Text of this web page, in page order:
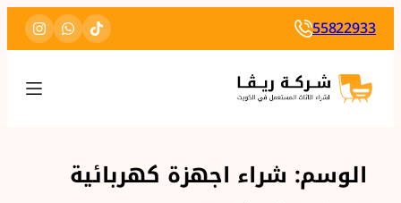
تخطى
إلى
55822933
الوسم: شراء اجهزة كهربائية